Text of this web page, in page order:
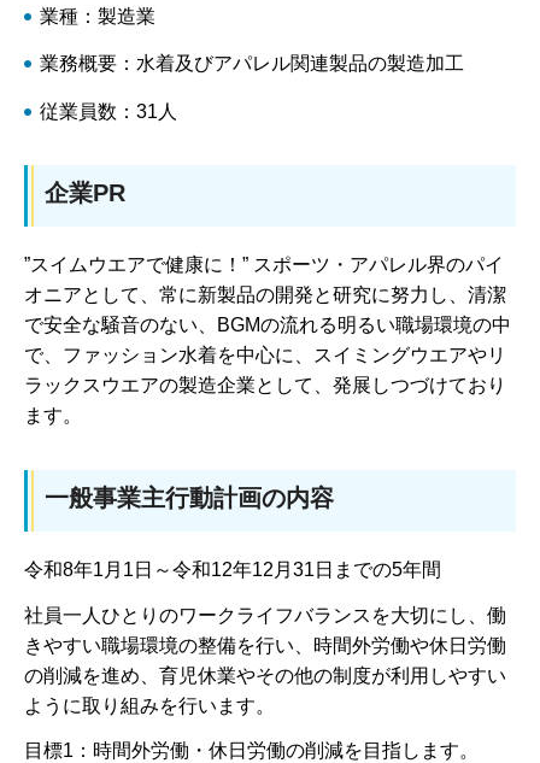
業種：製造業
業務概要：水着及びアパレル関連製品の製造加工
従業員数：31人
企業PR
”スイムウエアで健康に！” スポーツ・アパレル界のパイ
オニアとして、常に新製品の開発と研究に努力し、清潔
で安全な騒音のない、BGMの流れる明るい職場環境の中
で、ファッション水着を中心に、スイミングウエアやリ
ラックスウエアの製造企業として、発展しつづけており
ます。
一般事業主行動計画の内容
令和8年1月1日～令和12年12月31日までの5年間
社員一人ひとりのワークライフバランスを大切にし、働
きやすい職場環境の整備を行い、時間外労働や休日労働
の削減を進め、育児休業やその他の制度が利用しやすい
ように取り組みを行います。
目標1：時間外労働・休日労働の削減を目指します。